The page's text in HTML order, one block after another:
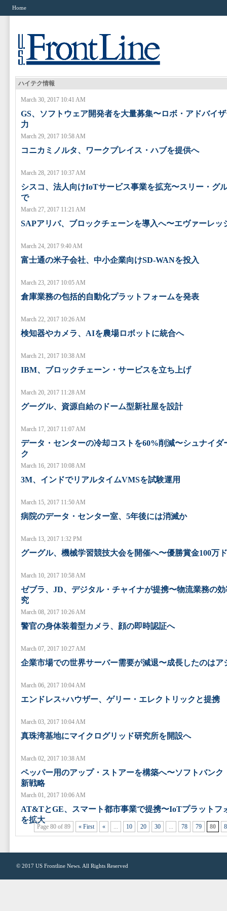
Home
ハイテク情報
March 30, 2017 10:41 AM
GS、ソフトウェア開発者を大量募集〜ロボ・アドバイ
力
March 29, 2017 10:58 AM
コニカミノルタ、ワークプレイス・ハブを提供へ
March 28, 2017 10:37 AM
シスコ、法人向けIoTサービス事業を拡充〜スリー・グ
で
March 27, 2017 11:21 AM
SAPアリバ、ブロックチェーンを導入へ〜エヴァーレッ
March 24, 2017 9:40 AM
富士通の米子会社、中小企業向けSD-WANを投入
March 23, 2017 10:05 AM
倉庫業務の包括的自動化プラットフォームを発表
March 22, 2017 10:26 AM
検知器やカメラ、AIを農場ロボットに統合へ
March 21, 2017 10:38 AM
IBM、ブロックチェーン・サービスを立ち上げ
March 20, 2017 11:28 AM
グーグル、資源自給のドーム型新社屋を設計
March 17, 2017 11:07 AM
データ・センターの冷却コストを60%削減〜シュナイダ
ク
March 16, 2017 10:08 AM
3M、インドでリアルタイムVMSを試験運用
March 15, 2017 11:50 AM
病院のデータ・センター室、5年後には消滅か
March 13, 2017 1:32 PM
グーグル、機械学習競技大会を開催へ〜優勝賞金100万
March 10, 2017 10:58 AM
ゼブラ、JD、デジタル・チャイナが提携〜物流業務の
究
March 08, 2017 10:26 AM
警官の身体装着型カメラ、顔の即時認証へ
March 07, 2017 10:27 AM
企業市場での世界サーバー需要が減退〜成長したのはア
March 06, 2017 10:04 AM
エンドレス+ハウザー、ゲリー・エレクトリックと提携
March 03, 2017 10:04 AM
真珠湾基地にマイクログリッド研究所を開設へ
March 02, 2017 10:38 AM
ペッパー用のアップ・ストアーを構築へ〜ソフトバンク
新戦略
March 01, 2017 10:06 AM
AT&TとGE、スマート都市事業で提携〜IoTプラットフ
を拡大
Page 80 of 89 « First « ... 10 20 30 ... 78 79 80
© 2017 US Frontline News . All Rights Reserved